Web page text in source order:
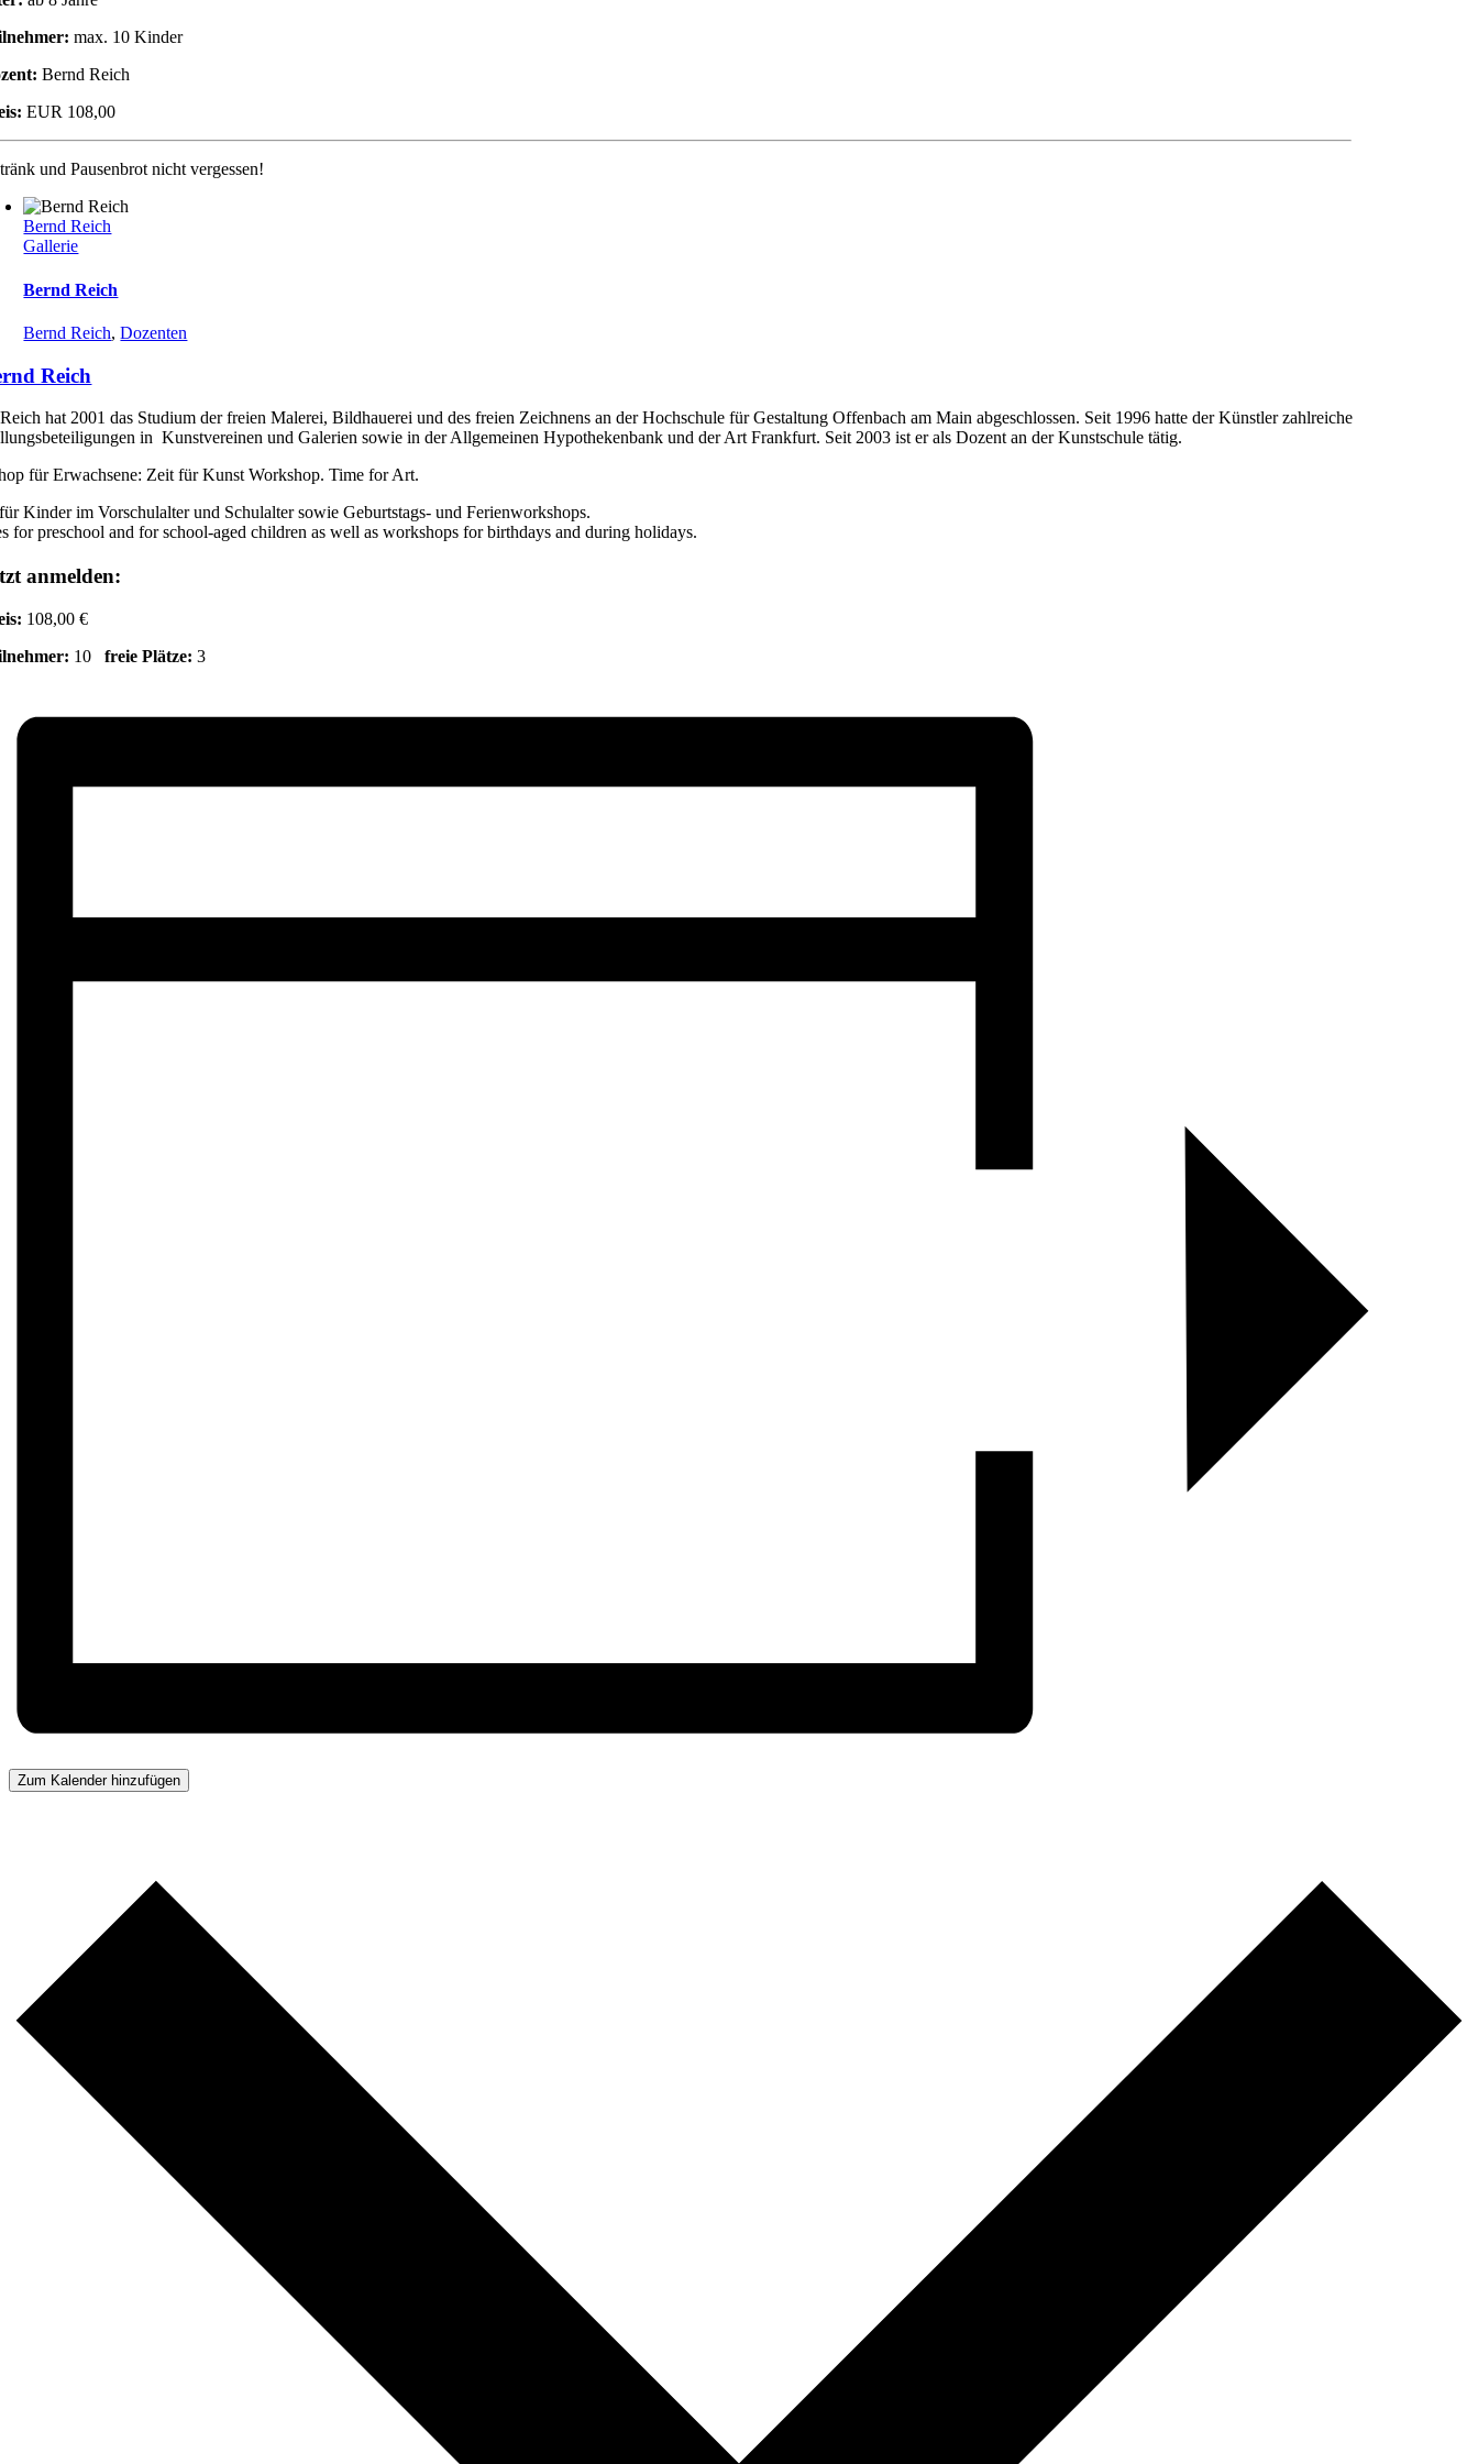
max. 10 Kinder
Bernd Reich
EUR 108,00
und Pausenbrot nicht vergessen!
Bernd Reich
Gallerie
Bernd Reich
Bernd Reich,Dozenten
Reich
hat 2001 das Studium der freien Malerei, Bildhauerei und des freien Zeichnens an der Hochschule für Gestaltung Offenbach am Main abgeschlossen. Seit 1996 hatte der Künstler zahlreiche
in Kunstvereinen und Galerien sowie in der Allgemeinen Hypothekenbank und der Art Frankfurt. Seit 2003 ist er als Dozent an der Kunstschule tätig.
für Erwachsene: Zeit für Kunst Workshop. Time for Art.
Kinder im Vorschulalter und Schulalter sowie Geburtstags- und Ferienworkshops.
for preschool and for school-aged children as well as workshops for birthdays and during holidays.
anmelden:
108,00 €
10freie Plätze: 3
Zum Kalender hinzufügen